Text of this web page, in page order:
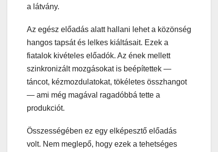
a látvány.
Az egész előadás alatt hallani lehet a közönség
hangos tapsát és lelkes kiáltásait. Ezek a
fiatalok kivételes előadók. Az ének mellett
szinkronizált mozgásokat is beépítettek —
táncot, kézmozdulatokat, tökéletes összhangot
— ami még magával ragadóbbá tette a
produkciót.
Összességében ez egy elképesztő előadás
volt. Nem meglepő, hogy ezek a tehetséges